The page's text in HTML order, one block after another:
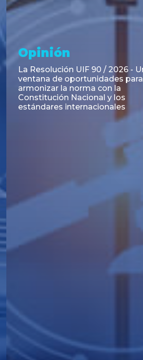
Asesoramiento y
Transacciones
Emisión de Obligaciones
Negociables Clase E de Central
Puerto S.A. por un Valor Nominal
de U$S 98.897.303